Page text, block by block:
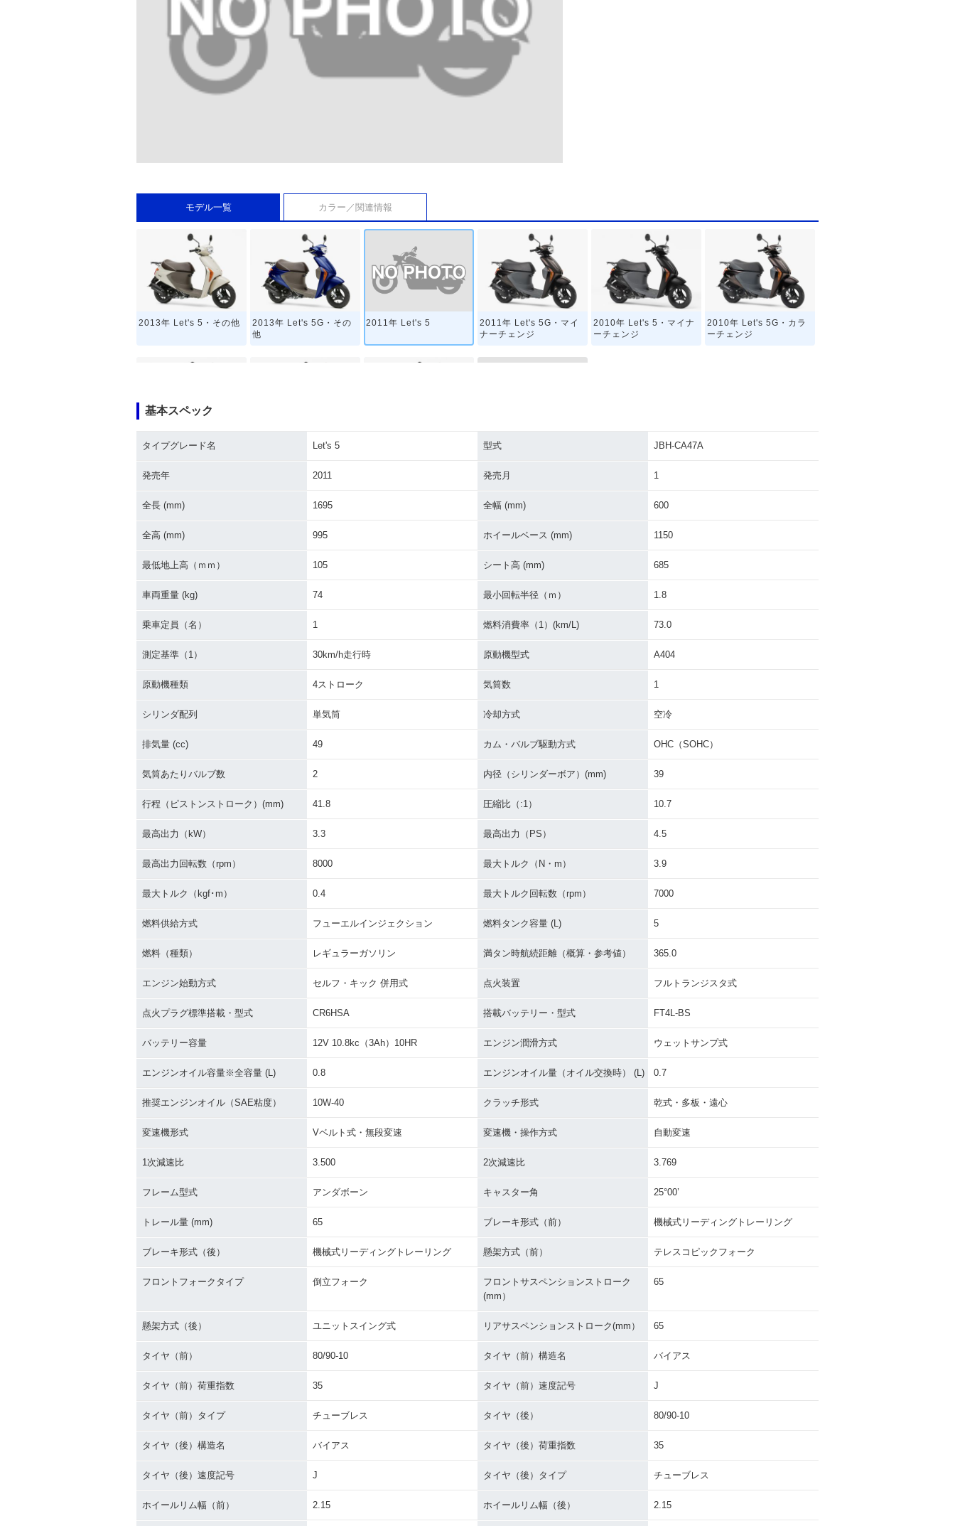
モデル一覧 カラー／関連情報
2013年 Let's 5・その他
2013年 Let's 5G・その
他
2011年 Let's 5
2011年 Let's 5G・マイ
ナーチェンジ
2010年 Let's 5・マイナ
ーチェンジ
2010年 Let's 5G・カラ
ーチェンジ
2009年 Let's 5G・カラ
2008年 Let's 5G・新登
Let's 5
基本スペック
タイプグレード名 Let's 5 型式 JBH-CA47A
発売年 2011 発売月 1
全長 (mm) 1695 全幅 (mm) 600
全高 (mm) 995 ホイールベース (mm) 1150
最低地上高（ｍｍ） 105 シート高 (mm) 685
車両重量 (kg) 74 最小回転半径（ｍ） 1.8
乗車定員（名） 1 燃料消費率（1）(km/L) 73.0
測定基準（1） 30km/h走行時 原動機型式 A404
原動機種類 4ストローク 気筒数 1
シリンダ配列 単気筒 冷却方式 空冷
排気量 (cc) 49 カム・バルブ駆動方式 OHC（SOHC）
気筒あたりバルブ数 2 内径（シリンダーボア）(mm) 39
行程（ピストンストローク）(mm) 41.8 圧縮比（:1） 10.7
最高出力（kW） 3.3 最高出力（PS） 4.5
最高出力回転数（rpm） 8000 最大トルク（N・m） 3.9
最大トルク（kgf･m） 0.4 最大トルク回転数（rpm） 7000
燃料供給方式 フューエルインジェクション 燃料タンク容量 (L) 5
燃料（種類） レギュラーガソリン 満タン時航続距離（概算・参考値） 365.0
エンジン始動方式 セルフ・キック 併用式 点火装置 フルトランジスタ式
点火プラグ標準搭載・型式 CR6HSA 搭載バッテリー・型式 FT4L-BS
バッテリー容量 12V 10.8kc（3Ah）10HR エンジン潤滑方式 ウェットサンプ式
エンジンオイル容量※全容量 (L) 0.8 エンジンオイル量（オイル交換時） (L) 0.7
推奨エンジンオイル（SAE粘度） 10W-40 クラッチ形式 乾式・多板・遠心
変速機形式 Vベルト式・無段変速 変速機・操作方式 自動変速
1次減速比 3.500 2次減速比 3.769
フレーム型式 アンダボーン キャスター角 25°00’
トレール量 (mm) 65 ブレーキ形式（前） 機械式リーディングトレーリング
ブレーキ形式（後） 機械式リーディングトレーリング 懸架方式（前） テレスコピックフォーク
フロントフォークタイプ 倒立フォーク
フロントサスペンションストローク
(mm）
65
懸架方式（後） ユニットスイング式 リアサスペンションストローク(mm） 65
タイヤ（前） 80/90-10 タイヤ（前）構造名 バイアス
タイヤ（前）荷重指数 35 タイヤ（前）速度記号 J
タイヤ（前）タイプ チューブレス タイヤ（後） 80/90-10
タイヤ（後）構造名 バイアス タイヤ（後）荷重指数 35
タイヤ（後）速度記号 J タイヤ（後）タイプ チューブレス
ホイールリム幅（前） 2.15 ホイールリム幅（後） 2.15